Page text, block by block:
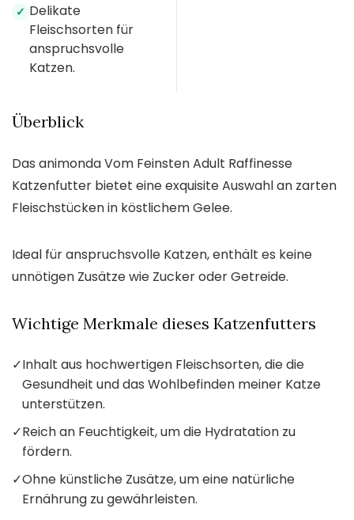
✓ Delikate
Fleischsorten für
anspruchsvolle
Katzen.
Überblick
Das animonda Vom Feinsten Adult Raffinesse
Katzenfutter bietet eine exquisite Auswahl an zarten
Fleischstücken in köstlichem Gelee.
Ideal für anspruchsvolle Katzen, enthält es keine
unnötigen Zusätze wie Zucker oder Getreide.
Wichtige Merkmale dieses Katzenfutters
✓Inhalt aus hochwertigen Fleischsorten, die die
Gesundheit und das Wohlbefinden meiner Katze
unterstützen.
✓Reich an Feuchtigkeit, um die Hydratation zu
fördern.
✓Ohne künstliche Zusätze, um eine natürliche
Ernährung zu gewährleisten.